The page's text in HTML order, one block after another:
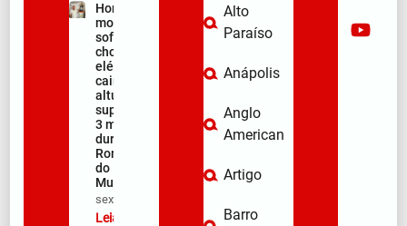
Homem
morre após
sofrer
choque
elétrico e
cair de
altura
superior a
3 metros
durante a
Romaria
do
Muquém
sex/08/2026
Leia mais »
Alto
Paraíso
Anápolis
Anglo
American
Artigo
Barro